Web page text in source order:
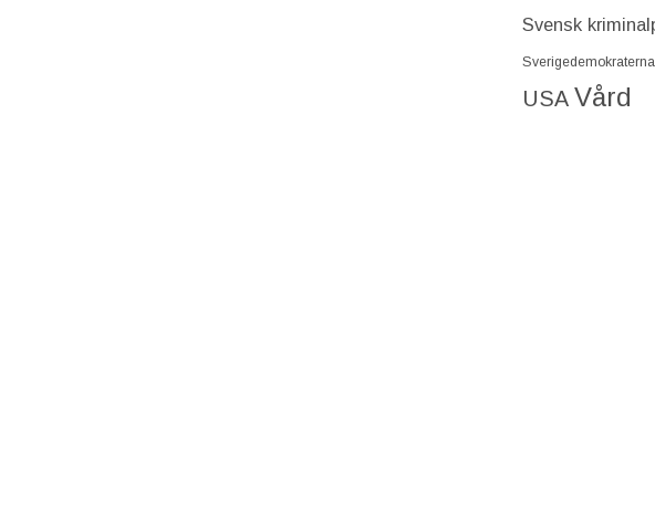
Svensk
Sverigedemokraterna
USA Vård